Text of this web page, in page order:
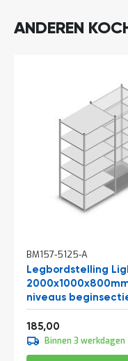
ANDEREN
BM157-5125-A
Legbordstelling
niveaus
Vanaf
185,00
Binnen 3 werkdagen